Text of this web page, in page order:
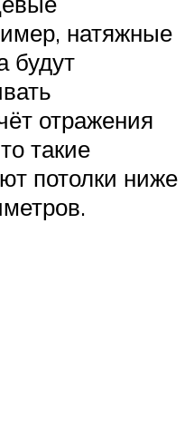
натяжные
будут
отражения
такие
потолки ниже